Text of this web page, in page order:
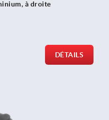
à droite
DÉTAILS